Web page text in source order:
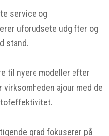
service og
uforudsete udgifter og
stand.
til nyere modeller efter
virksomheden ajour med de
grad fokuserer på